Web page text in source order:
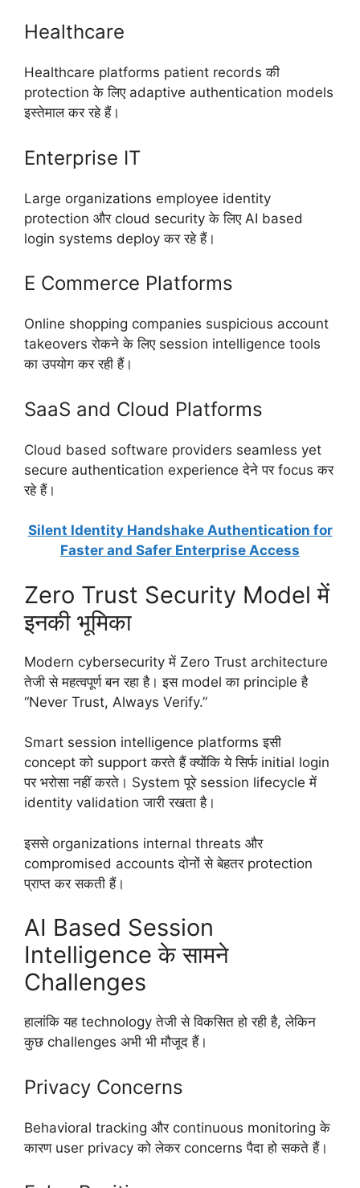
Healthcare
Healthcare platforms patient records की
protection के लिए adaptive authentication models
इस्तेमाल कर रहे हैं।
Enterprise IT
Large organizations employee identity
protection और cloud security के लिए AI based
login systems deploy कर रहे हैं।
E Commerce Platforms
Online shopping companies suspicious account
takeovers रोकने के लिए session intelligence tools
का उपयोग कर रही हैं।
SaaS and Cloud Platforms
Cloud based software providers seamless yet
secure authentication experience देने पर focus कर
रहे हैं।
Silent Identity Handshake Authentication for
Faster and Safer Enterprise Access
Zero Trust Security Model में
इनकी भूमिका
Modern cybersecurity में Zero Trust architecture
तेजी से महत्वपूर्ण बन रहा है। इस model का principle है
“Never Trust, Always Verify.”
Smart session intelligence platforms इसी
concept को support करते हैं क्योंकि ये सिर्फ initial login
पर भरोसा नहीं करते। System पूरे session lifecycle में
identity validation जारी रखता है।
इससे organizations internal threats और
compromised accounts दोनों से बेहतर protection
प्राप्त कर सकती हैं।
AI Based Session
Intelligence के सामने
Challenges
हालांकि यह technology तेजी से विकसित हो रही है, लेकिन
कुछ challenges अभी भी मौजूद हैं।
Privacy Concerns
Behavioral tracking और continuous monitoring के
कारण user privacy को लेकर concerns पैदा हो सकते हैं।